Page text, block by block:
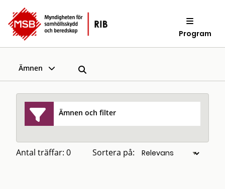
Program
Ämnen
Ämnen och filter
Antal träffar: 0 Sortera på: